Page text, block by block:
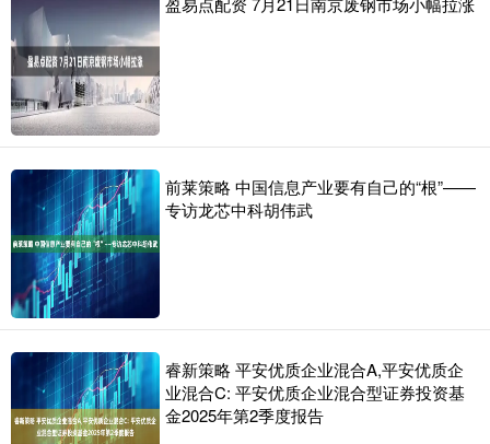
前莱策略 中国信息产业要有自己的“根”——
专访龙芯中科胡伟武
睿新策略 平安优质企业混合A,平安优质企
业混合C: 平安优质企业混合型证券投资基
金2025年第2季度报告